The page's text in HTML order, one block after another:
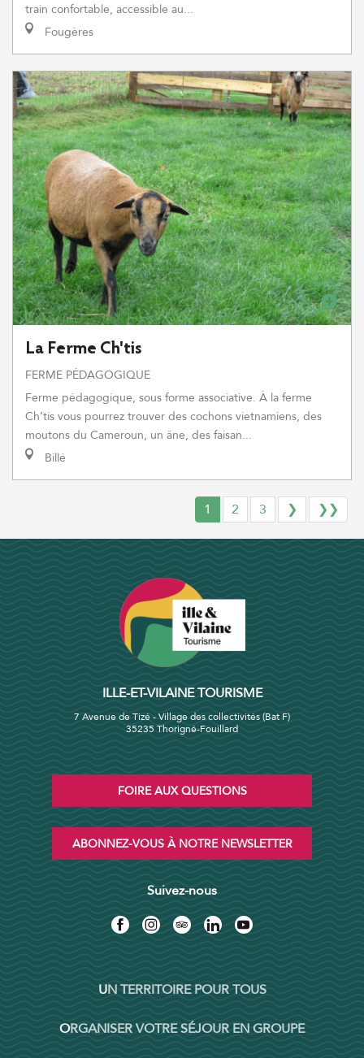
train confortable, accessible au...
Fougères
La Ferme Ch'tis
FERME PÉDAGOGIQUE
Ferme pédagogique, sous forme associative. À la ferme
Ch’tis vous pourrez trouver des cochons vietnamiens, des
moutons du Cameroun, un âne, des faisan...
Billé
1 2 3 ❯ ❯❯
ILLE-ET-VILAINE TOURISME
7 Avenue de Tizé - Village des collectivités (Bat F)
35235 Thorigné-Fouillard
FOIRE AUX QUESTIONS
ABONNEZ-VOUS À NOTRE NEWSLETTER
Suivez-nous
UN TERRITOIRE POUR TOUS
ORGANISER VOTRE SÉJOUR EN GROUPE